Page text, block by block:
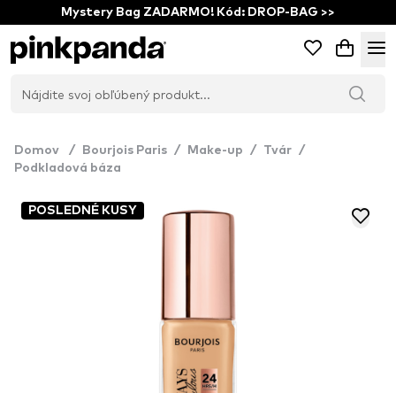
Mystery Bag ZADARMO! Kód: DROP-BAG >>
Domov / Bourjois Paris / Make-up / Tvár /
Podkladová báza
POSLEDNÉ KUSY